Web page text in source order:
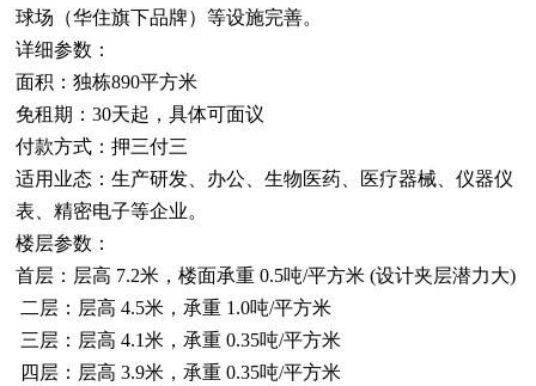
球场（华住旗下品牌）等设施完善。
详细参数：
面积：独栋890平方米
免租期：30天起，具体可面议
付款方式：押三付三
适用业态：生产研发、办公、生物医药、医疗器械、仪器仪
表、精密电子等企业。
楼层参数：
首层：层高 7.2米，楼面承重 0.5吨/平方米 (设计夹层潜力大)
二层：层高 4.5米，承重 1.0吨/平方米
三层：层高 4.1米，承重 0.35吨/平方米
四层：层高 3.9米，承重 0.35吨/平方米